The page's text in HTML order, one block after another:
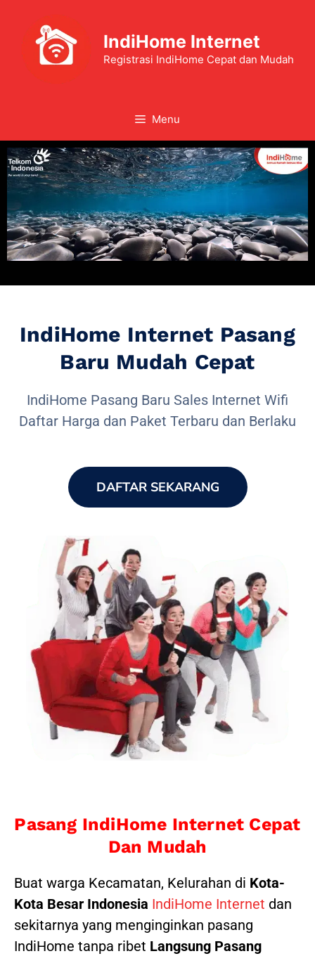
IndiHome Internet
Registrasi IndiHome Cepat dan Mudah
Menu
IndiHome Internet Pasang
Baru Mudah Cepat
IndiHome Pasang Baru Sales Internet Wifi
Daftar Harga dan Paket Terbaru dan Berlaku
DAFTAR SEKARANG
Pasang IndiHome Internet Cepat
Dan Mudah
Buat warga Kecamatan, Kelurahan di Kota-
Kota Besar Indonesia IndiHome Internet dan
sekitarnya yang menginginkan pasang
IndiHome tanpa ribet Langsung Pasang